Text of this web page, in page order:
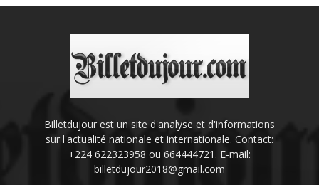
Billetdujour est un site d'analyse et d'informations
sur l'actualité nationale et internationale. Contact:
+224 622323958 ou 664444721. E-mail:
billetdujour2018@gmail.com